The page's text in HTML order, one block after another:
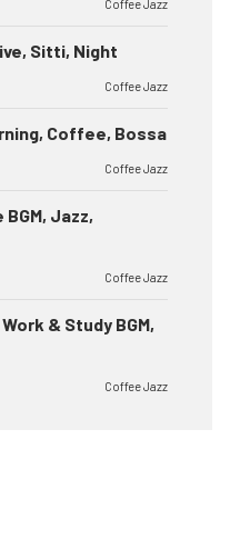
Coffee Jazz
Sitti, Night
Coffee Jazz
Coffee, Bossa
Coffee Jazz
Jazz,
Coffee Jazz
& Study BGM,
Coffee Jazz